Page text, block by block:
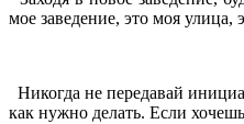
мое заведение, это моя
Никогда не передавай
как нужно делать. Если